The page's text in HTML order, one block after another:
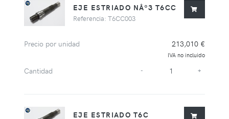
EJE ESTRIADO NÂº3 T6CC
Referencia: T6CC003
Precio por unidad 213,010 €
IVA no incluido
Cantidad - +
EJE ESTRIADO T6C